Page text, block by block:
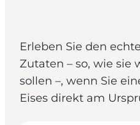
Erleben Sie den
Zutaten – so, wie sie
sollen –, wenn Sie
Eises direkt am